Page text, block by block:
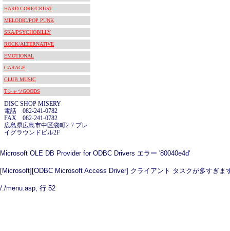
HARD CORE/CRUST
MELODIC/POP PUNK
SKA/PSYCHOBILLY
ROCK/ALTERNATIVE
EMOTIONAL
GARAGE
CLUB MUSIC
TシャツGOODS
DISC SHOP MISERY
電話 082-241-0782
FAX 082-241-0782
広島県広島市中区袋町2-7 プレ
イグラウンドビル2F
Microsoft OLE DB Provider for ODBC Drivers エラー '80040e4d'
[Microsoft][ODBC Microsoft Access Driver] クライアント タスクが多すぎま
/./menu.asp, 行 52